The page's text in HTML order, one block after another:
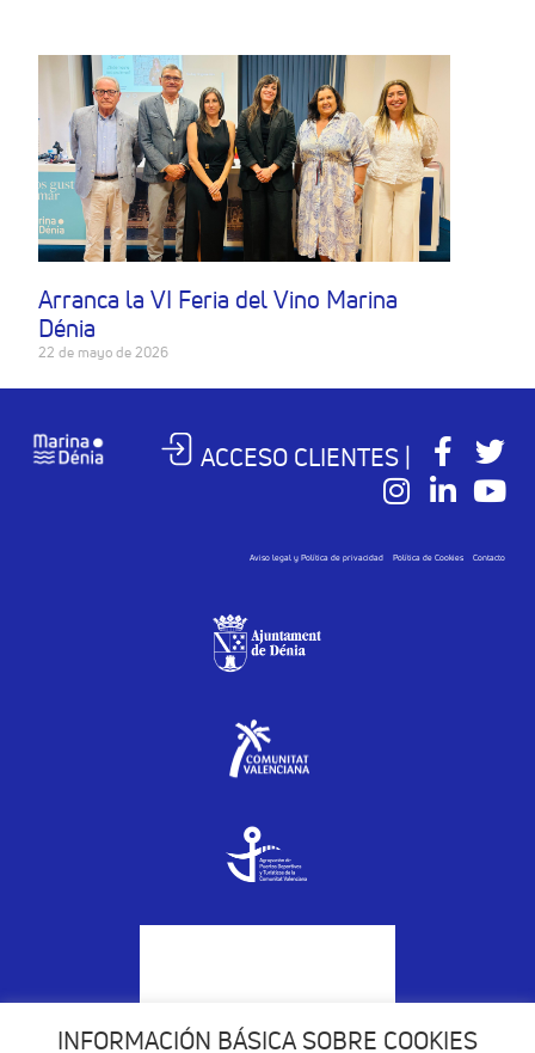
Arranca la VI Feria del Vino Marina
Dénia
22 de mayo de 2026
ACCESO CLIENTES |
Aviso legal y Política de privacidad Política de Cookies Contacto
INFORMACIÓN BÁSICA SOBRE COOKIES